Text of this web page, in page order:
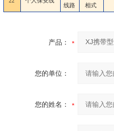
线路 相式
产品：
您的单位：
您的姓名：